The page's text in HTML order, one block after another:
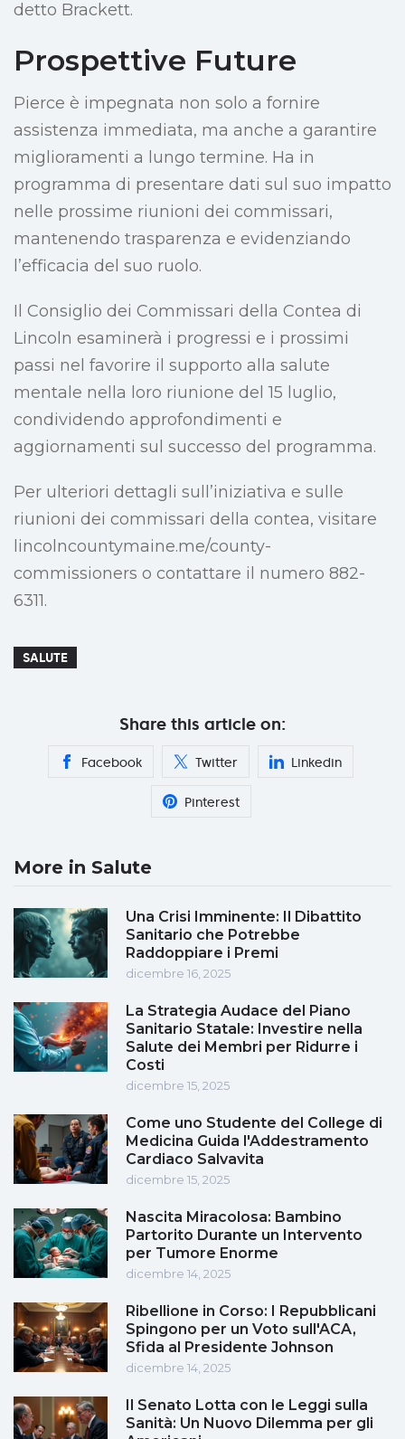
detto Brackett.
Prospettive Future
Pierce è impegnata non solo a fornire
assistenza immediata, ma anche a garantire
miglioramenti a lungo termine. Ha in
programma di presentare dati sul suo impatto
nelle prossime riunioni dei commissari,
mantenendo trasparenza e evidenziando
l’efficacia del suo ruolo.
Il Consiglio dei Commissari della Contea di
Lincoln esaminerà i progressi e i prossimi
passi nel favorire il supporto alla salute
mentale nella loro riunione del 15 luglio,
condividendo approfondimenti e
aggiornamenti sul successo del programma.
Per ulteriori dettagli sull’iniziativa e sulle
riunioni dei commissari della contea, visitare
lincolncountymaine.me/county-
commissioners o contattare il numero 882-
6311.
SALUTE
Share this article on:
Facebook Twitter Linkedin
Pinterest
More in Salute
Una Crisi Imminente: Il Dibattito
Sanitario che Potrebbe
Raddoppiare i Premi
dicembre 16, 2025
La Strategia Audace del Piano
Sanitario Statale: Investire nella
Salute dei Membri per Ridurre i
Costi
dicembre 15, 2025
Come uno Studente del College di
Medicina Guida l'Addestramento
Cardiaco Salvavita
dicembre 15, 2025
Nascita Miracolosa: Bambino
Partorito Durante un Intervento
per Tumore Enorme
dicembre 14, 2025
Ribellione in Corso: I Repubblicani
Spingono per un Voto sull'ACA,
Sfida al Presidente Johnson
dicembre 14, 2025
Il Senato Lotta con le Leggi sulla
Sanità: Un Nuovo Dilemma per gli